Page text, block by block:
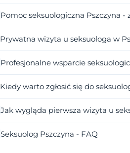
Pomoc seksuologiczna Pszczyna -
Prywatna wizyta u seksuologa w
Profesjonalne wsparcie
Kiedy warto zgłosić się do
Jak wygląda pierwsza wizyta u
Seksuolog Pszczyna - FAQ